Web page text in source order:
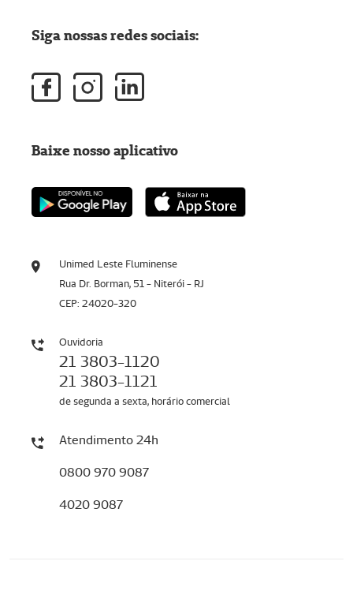
Unimed Leste Fluminense
Rua Dr. Borman, 51 - Niterói - RJ
CEP: 24020-320
Ouvidoria
21 3803-1120
21 3803-1121
de segunda a sexta, horário comercial
Atendimento 24h
0800 970 9087
4020 9087
Siga nossas redes sociais:
Baixe nosso aplicativo